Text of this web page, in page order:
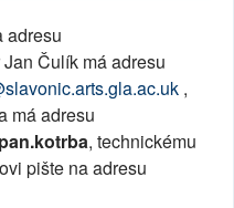
adresu
Čulík má adresu
,
má adresu
, technickému
pište na adresu